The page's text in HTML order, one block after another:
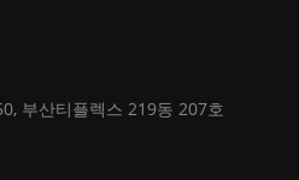
부산티플렉스 219동 207호